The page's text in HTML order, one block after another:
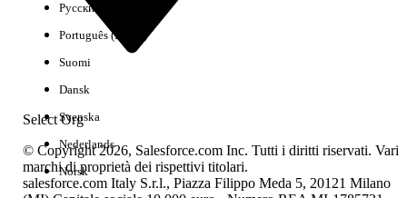
Nessun risultato
Select Org
Русский
Português (Brasil)
Suomi
Dansk
Svenska
Nederlands
Norsk
© Copyright 2026, Salesforce.com Inc. Tutti i diritti riservati. Vari
marchi di proprietà dei rispettivi titolari.
salesforce.com Italy S.r.l., Piazza Filippo Meda 5, 20121 Milano